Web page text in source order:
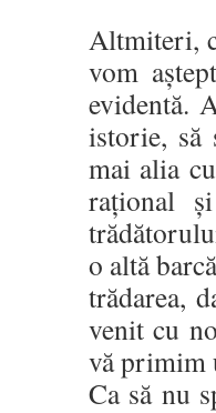
Altmiteri,
vom
evidentă.
istorie, să
mai alia
rațional
o altă
trădarea,
venit cu
vă primim
Ca să nu